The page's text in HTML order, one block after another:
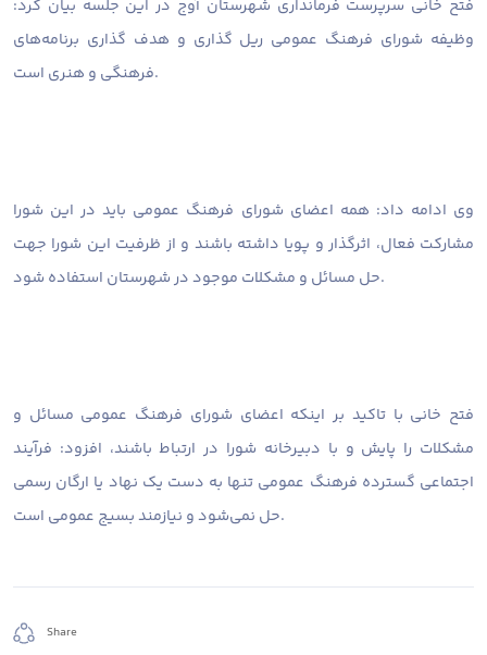
فتح خانی سرپرست فرمانداری شهرستان آوج در این جلسه بیان کرد:
وظیفه شورای فرهنگ عمومی ریل گذاری و هدف گذاری برنامه‌های
فرهنگی و هنری است.
وی ادامه داد: همه اعضای شورای فرهنگ عمومی باید در این شورا
مشارکت فعال، اثرگذار و پویا داشته باشند و از ظرفیت این شورا جهت
حل مسائل و مشکلات موجود در شهرستان استفاده شود.
فتح خانی با تاکید بر اینکه اعضای شورای فرهنگ عمومی مسائل و
مشکلات را پایش و با دبیرخانه شورا در ارتباط باشند، افزود: فرآیند
اجتماعی گسترده فرهنگ عمومی تنها به دست یک نهاد یا ارگان رسمی
حل نمی‌شود و نیازمند بسیج عمومی است.
Share